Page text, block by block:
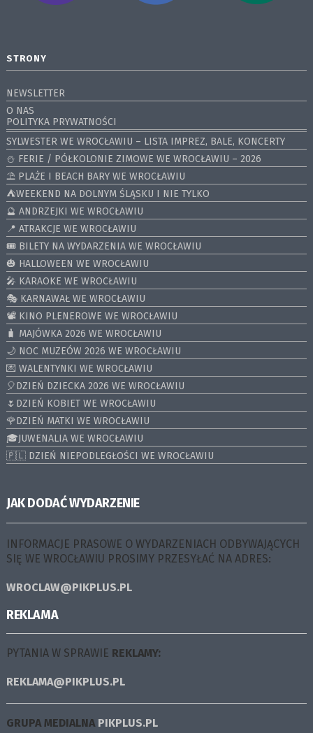
STRONY
NEWSLETTER
O NAS
POLITYKA PRYWATNOŚCI
SYLWESTER WE WROCŁAWIU – LISTA IMPREZ, BALE, KONCERTY
⛄️ FERIE / PÓŁKOLONIE ZIMOWE WE WROCŁAWIU – 2026
⛱️ PLAŻE I BEACH BARY WE WROCŁAWIU
⛺️WEEKEND NA DOLNYM ŚLĄSKU I NIE TYLKO
🔮 ANDRZEJKI WE WROCŁAWIU
📍 ATRAKCJE WE WROCŁAWIU
🎟️ BILETY NA WYDARZENIA WE WROCŁAWIU
🎃 HALLOWEEN WE WROCŁAWIU
🎤 KARAOKE WE WROCŁAWIU
🎭 KARNAWAŁ WE WROCŁAWIU
📽️ KINO PLENEROWE WE WROCŁAWIU
🧳 MAJÓWKA 2026 WE WROCŁAWIU
🌙 NOC MUZEÓW 2026 WE WROCŁAWIU
💌 WALENTYNKI WE WROCŁAWIU
🎈DZIEŃ DZIECKA 2026 WE WROCŁAWIU
🌷DZIEŃ KOBIET WE WROCŁAWIU
🌹DZIEŃ MATKI WE WROCŁAWIU
🎓JUWENALIA WE WROCŁAWIU
🇵🇱 DZIEŃ NIEPODLEGŁOŚCI WE WROCŁAWIU
JAK DODAĆ WYDARZENIE
INFORMACJE PRASOWE O WYDARZENIACH ODBYWAJĄCYCH
SIĘ WE WROCŁAWIU PROSIMY PRZESYŁAĆ NA ADRES:
WROCLAW@PIKPLUS.PL
REKLAMA
PYTANIA W SPRAWIE REKLAMY:
REKLAMA@PIKPLUS.PL
GRUPA MEDIALNA PIKPLUS.PL